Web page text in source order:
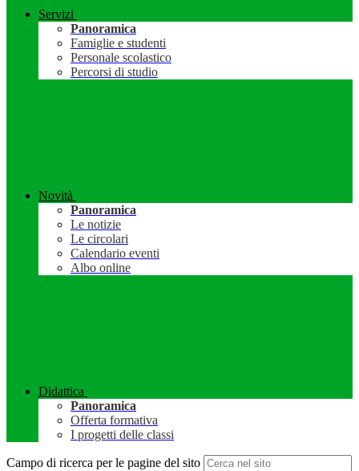
Servizi
Panoramica
Famiglie e studenti
Personale scolastico
Percorsi di studio
Novità
Panoramica
Le notizie
Le circolari
Calendario eventi
Albo online
Didattica
Panoramica
Offerta formativa
I progetti delle classi
Campo di ricerca per le pagine del sito